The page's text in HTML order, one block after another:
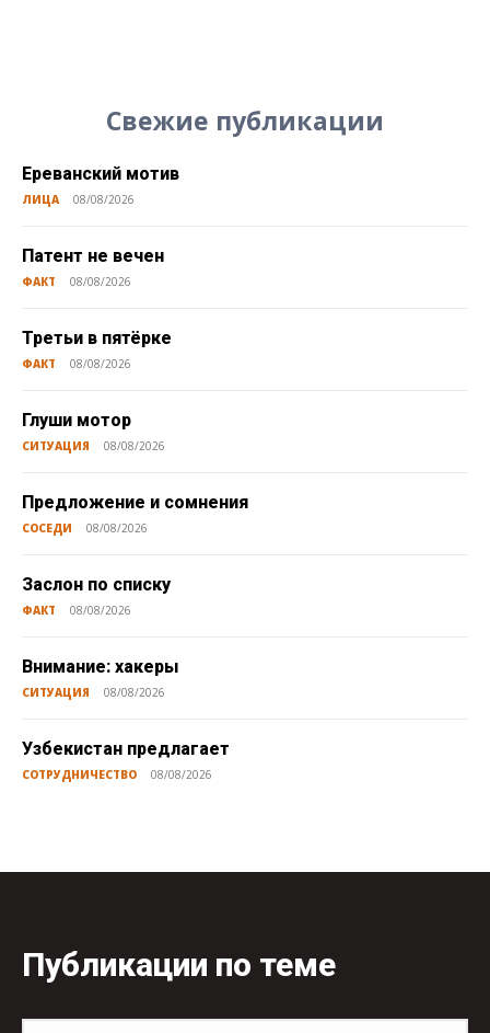
Свежие публикации
Ереванский мотив
ЛИЦА 08/08/2026
Патент не вечен
ФАКТ 08/08/2026
Третьи в пятёрке
ФАКТ 08/08/2026
Глуши мотор
СИТУАЦИЯ 08/08/2026
Предложение и сомнения
СОСЕДИ 08/08/2026
Заслон по списку
ФАКТ 08/08/2026
Внимание: хакеры
СИТУАЦИЯ 08/08/2026
Узбекистан предлагает
СОТРУДНИЧЕСТВО 08/08/2026
Публикации по теме